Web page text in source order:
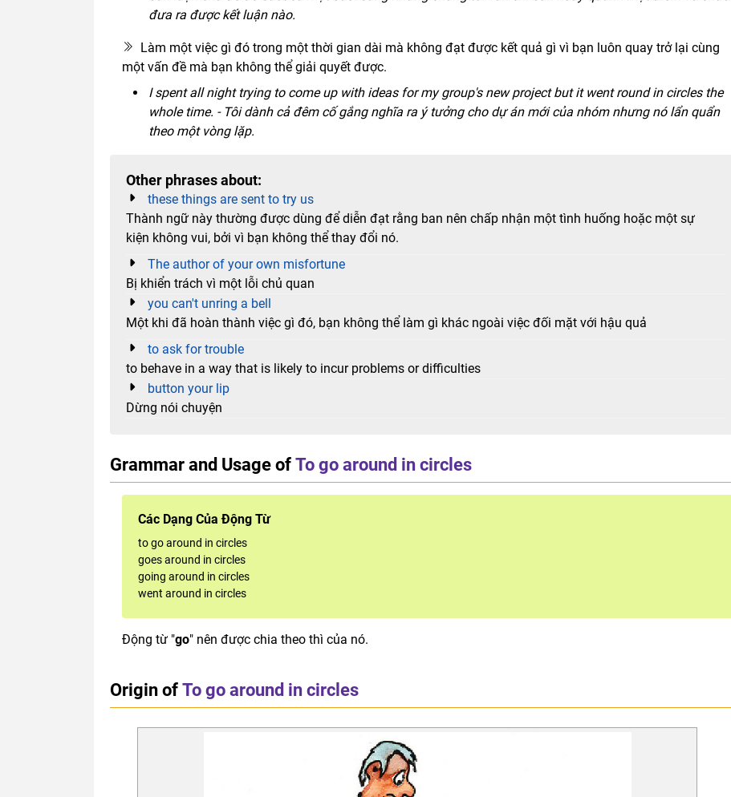
đưa ra được kết luận nào.
Làm một việc gì đó trong một thời gian dài mà không đạt được kết quả gì vì bạn luôn quay trở lại cùng
một vấn đề mà bạn không thể giải quyết được.
I spent all night trying to come up with ideas for my group's new project but it went round in circles the
whole time. - Tôi dành cả đêm cố gắng nghĩa ra ý tưởng cho dự án mới của nhóm nhưng nó lẩn quẩn
theo một vòng lặp.
Other phrases about:
these things are sent to try us
Thành ngữ này thường được dùng để diễn đạt rằng ban nên chấp nhận một tình huống hoặc một sự
kiện không vui, bởi vì bạn không thể thay đổi nó.
The author of your own misfortune
Bị khiển trách vì một lỗi chủ quan
you can't unring a bell
Một khi đã hoàn thành việc gì đó, bạn không thể làm gì khác ngoài việc đối mặt với hậu quả
to ask for trouble
to behave in a way that is likely to incur problems or difficulties
button your lip
Dừng nói chuyện
Grammar and Usage ofTo go around in circles
Các Dạng Của Động Từ
to go around in circles
goes around in circles
going around in circles
went around in circles
Động từ "go" nên được chia theo thì của nó.
Origin ofTo go around in circles